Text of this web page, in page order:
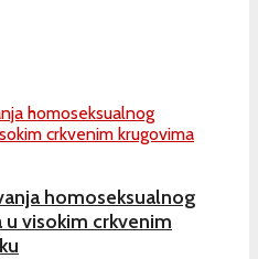
homoseksualnog
visokim crkvenim